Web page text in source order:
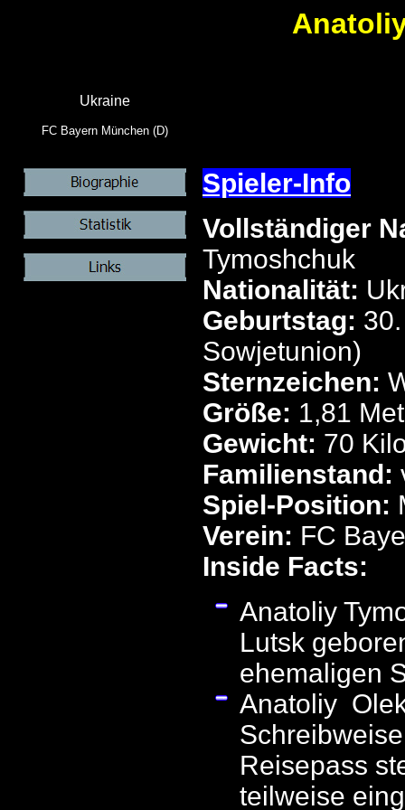
Ukraine
FC Bayern München (D)
Spieler-Info
Vollständiger
Tymoshchuk
Nationalität:
Geburtstag:
Sowjetunion)
Sternzeichen:
Größe: 1,81
Gewicht: 70
Familienstand:
Spiel-Position:
Verein: FC
Inside Facts:
Anatoliy
Lutsk
ehemaligen
Anatoliy
Reisepass
teilweise